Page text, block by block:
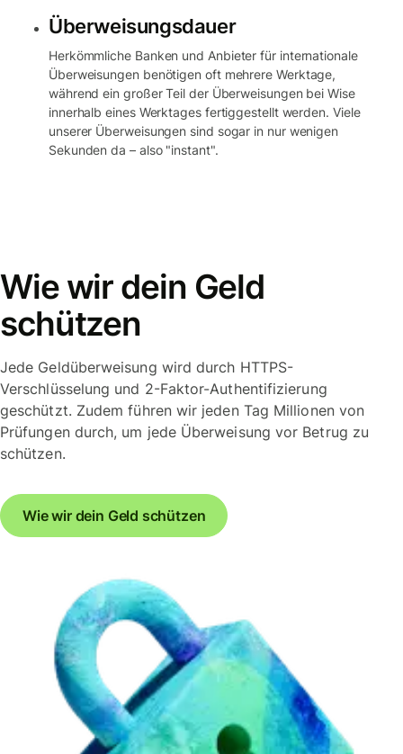
Überweisungsdauer
Herkömmliche Banken und Anbieter für internationale
Überweisungen benötigen oft mehrere Werktage,
während ein großer Teil der Überweisungen bei Wise
innerhalb eines Werktages fertiggestellt werden. Viele
unserer Überweisungen sind sogar in nur wenigen
Sekunden da – also "instant".
Wie wir dein Geld
schützen
Jede Geldüberweisung wird durch HTTPS-
Verschlüsselung und 2-Faktor-Authentifizierung
geschützt. Zudem führen wir jeden Tag Millionen von
Prüfungen durch, um jede Überweisung vor Betrug zu
schützen.
Wie wir dein Geld schützen